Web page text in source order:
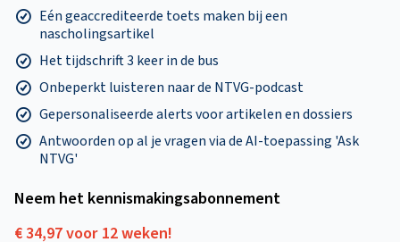
Eén geaccrediteerde toets maken bij een
nascholingsartikel
Het tijdschrift 3 keer in de bus
Onbeperkt luisteren naar de NTVG-podcast
Gepersonaliseerde alerts voor artikelen en dossiers
Antwoorden op al je vragen via de AI-toepassing 'Ask
NTVG'
Neem het kennismakings­abonnement
€ 34,97 voor 12 weken!